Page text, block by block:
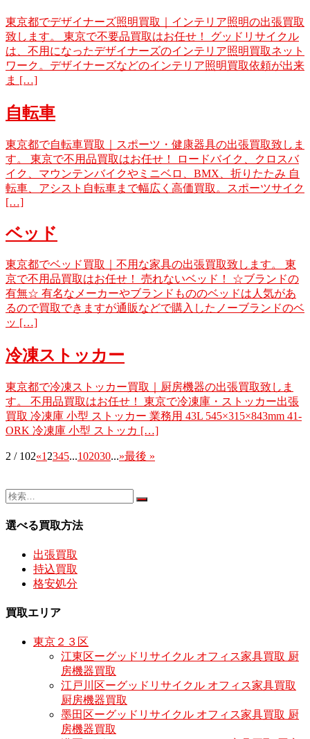
東京都でデザイナーズ照明買取｜インテリア照明の出張買取
致します。 東京で不要品買取はお任せ！ グッドリサイクル
は、不用になったデザイナーズのインテリア照明買取ネット
ワーク。デザイナーズなどのインテリア照明買取依頼が出来
ま […]
自転車
東京都で自転車買取｜スポーツ・健康器具の出張買取致しま
す。 東京で不用品買取はお任せ！ ロードバイク、クロスバ
イク、マウンテンバイクやミニベロ、BMX、折りたたみ 自
転車、アシスト自転車まで幅広く高価買取。スポーツサイク
[…]
ベッド
東京都でベッド買取｜不用な家具の出張買取致します。 東
京で不用品買取はお任せ！ 売れないベッド！ ☆ブランドの
有無☆ 有名なメーカーやブランドもののベッドは人気があ
るので買取できますが通販などで購入したノーブランドのベ
ッ […]
冷凍ストッカー
東京都で冷凍ストッカー買取｜厨房機器の出張買取致しま
す。 不用品買取はお任せ！ 東京で冷凍庫・ストッカー出張
買取 冷凍庫 小型 ストッカー 業務用 43L 545×315×843mm 41-
ORK 冷凍庫 小型 ストッカ […]
2 / 102«1 2345...102030...»最後 »
選べる買取方法
出張買取
持込買取
格安処分
買取エリア
東京２３区
江東区ーグッドリサイクル オフィス家具買取 厨
房機器買取
江戸川区ーグッドリサイクル オフィス家具買取
厨房機器買取
墨田区ーグッドリサイクル オフィス家具買取 厨
房機器買取